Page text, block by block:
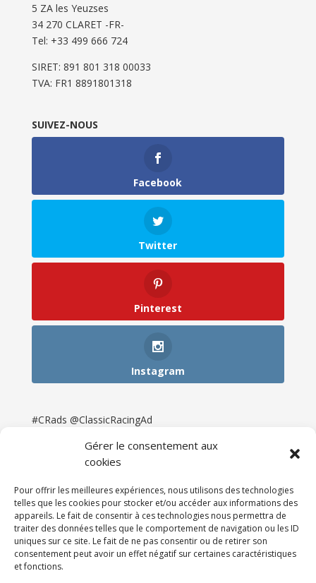
Gérer le consentement aux
cookies
Pour offrir les meilleures expériences, nous utilisons des technologies
telles que les cookies pour stocker et/ou accéder aux informations des
appareils. Le fait de consentir à ces technologies nous permettra de
traiter des données telles que le comportement de navigation ou les ID
uniques sur ce site. Le fait de ne pas consentir ou de retirer son
consentement peut avoir un effet négatif sur certaines caractéristiques
et fonctions.
5 ZA les Yeuzses
34 270 CLARET -FR-
Tel: ‭+33 499 666 724‬
SIRET: 891 801 318 00033
TVA: FR1 8891801318
SUIVEZ-NOUS
Facebook
Twitter
Pinterest
Instagram
#CRads @ClassicRacingAd